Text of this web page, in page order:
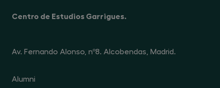
Centro de Estudios Garrigues.
Av. Fernando Alonso, nº8. Alcobendas, Madrid.
Alumni